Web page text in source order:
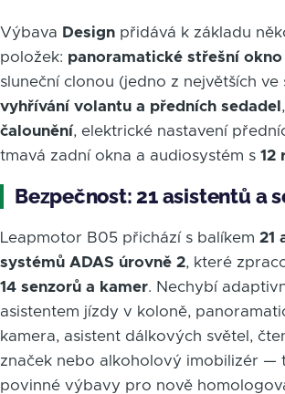
Výbava Design přidává k základu
položek: panoramatické střešní okno
sluneční clonou (jedno z největších ve
vyhřívání volantu a předních sedadel ,
čalounění, elektrické nastavení
tmavá zadní okna a audiosystém s 12
Bezpečnost: 21 asistentů a
Leapmotor B05 přichází s balíkem 21
systémů ADAS úrovně 2, které
14 senzorů a kamer. Nechybí
asistentem jízdy v koloně,
kamera, asistent dálkových světel,
značek nebo alkoholový imobilizér —
povinné výbavy pro nově